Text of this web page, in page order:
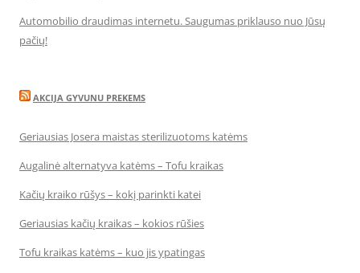
Automobilio draudimas internetu. Saugumas priklauso nuo Jūsų
pačių!
AKCIJA GYVUNU PREKEMS
Geriausias Josera maistas sterilizuotoms katėms
Augalinė alternatyva katėms – Tofu kraikas
Kačių kraiko rūšys – kokį parinkti katei
Geriausias kačių kraikas – kokios rūšies
Tofu kraikas katėms – kuo jis ypatingas